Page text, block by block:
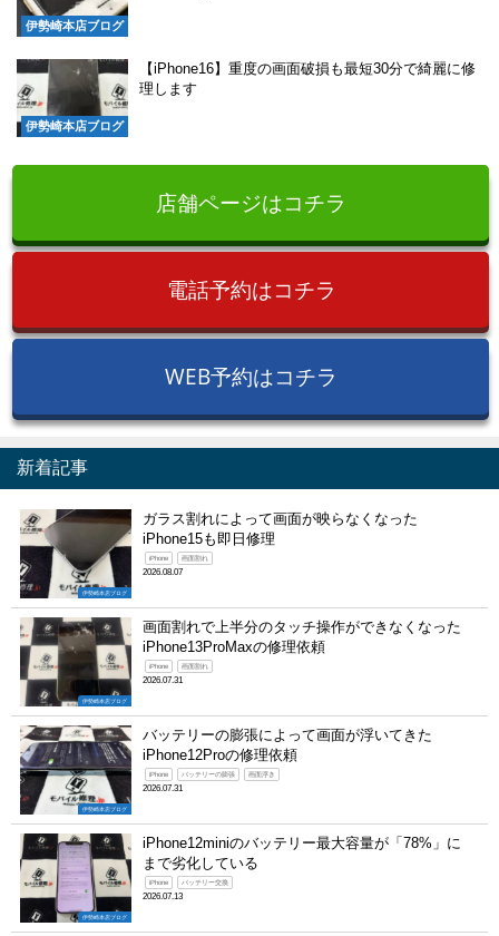
伊勢崎本店ブログ
伊勢崎本店ブログ
【iPhone16】重度の画面破損も最短30分で綺麗に修
理します
店舗ページはコチラ
電話予約はコチラ
WEB予約はコチラ
新着記事
伊勢崎本店ブログ
ガラス割れによって画面が映らなくなった
iPhone15も即日修理
iPhone 画面割れ
2026.08.07
伊勢崎本店ブログ
画面割れで上半分のタッチ操作ができなくなった
iPhone13ProMaxの修理依頼
iPhone 画面割れ
2026.07.31
伊勢崎本店ブログ
バッテリーの膨張によって画面が浮いてきた
iPhone12Proの修理依頼
iPhone バッテリーの膨張 画面浮き
2026.07.31
伊勢崎本店ブログ
iPhone12miniのバッテリー最大容量が「78%」に
まで劣化している
iPhone バッテリー交換
2026.07.13